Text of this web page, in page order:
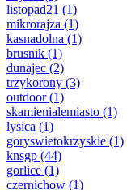
listopad21 (1)
mikrorajza (1)
kasnadolna (1)
brusnik (1)
dunajec (2)
trzykorony (3)
outdoor(1)
skamienialemiasto (1)
lysica (1)
goryswietokrzyskie (1)
knsgp (44)
gorlice (1)
czernichow (1)